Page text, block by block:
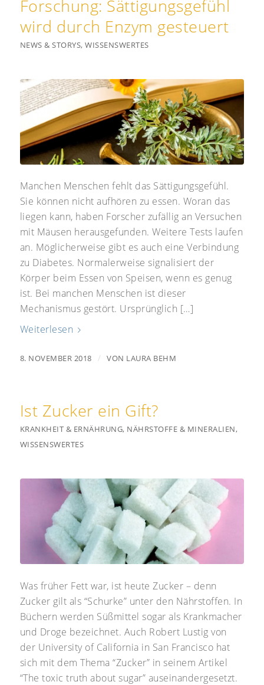
Forschung: Sättigungsgefühl
wird durch Enzym gesteuert
NEWS & STORYS,WISSENSWERTES
Manchen Menschen fehlt das Sättigungsgefühl.
Sie können nicht aufhören zu essen. Woran das
liegen kann, haben Forscher zufällig an Versuchen
mit Mäusen herausgefunden. Weitere Tests laufen
an. Möglicherweise gibt es auch eine Verbindung
zu Diabetes. Normalerweise signalisiert der
Körper beim Essen von Speisen, wenn es genug
ist. Bei manchen Menschen ist dieser
Mechanismus gestört. Ursprünglich […]
Weiterlesen
8. NOVEMBER 2018 / VON LAURA BEHM
Ist Zucker ein Gift?
KRANKHEIT & ERNÄHRUNG, NÄHRSTOFFE & MINERALIEN,
WISSENSWERTES
Was früher Fett war, ist heute Zucker – denn
Zucker gilt als “Schurke” unter den Nährstoffen. In
Büchern werden Süßmittel sogar als Krankmacher
und Droge bezeichnet. Auch Robert Lustig von
der University of California in San Francisco hat
sich mit dem Thema “Zucker” in seinem Artikel
“The toxic truth about sugar” auseinandergesetzt.